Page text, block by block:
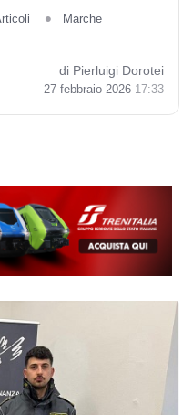
Marche
di Pierluigi Dorotei
27 febbraio 2026 17:33